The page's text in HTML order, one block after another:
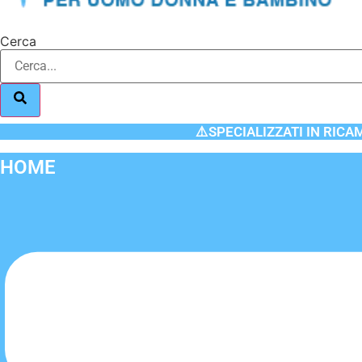
Cerca
⚠️SPECIALIZZATI IN
HOME